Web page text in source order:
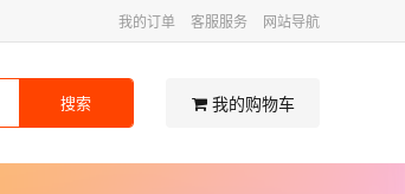
我的订单 客服服务 网站导航
搜索 我的购物车